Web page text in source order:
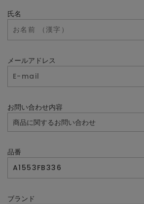
氏名
メールアドレス
お問い合わせ内容
品番
ブランド